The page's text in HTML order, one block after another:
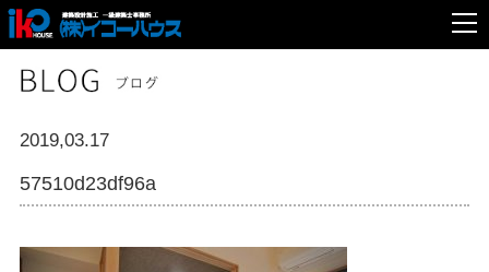
2019,03.17
57510d23df96a